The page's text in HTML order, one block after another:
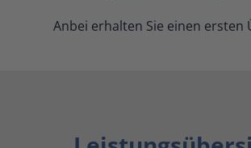
Anbei erhalten Sie einen ersten